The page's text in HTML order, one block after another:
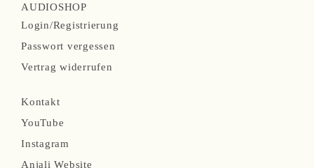
t
i
o
ü
b
e
r
AUDIOSHOP
N
a
v
g
a
t
Login/Registrierung
Passwort vergessen
Vertrag widerrufen
N
a
v
i
Kontakt
YouTube
Instagram
Anjali Website